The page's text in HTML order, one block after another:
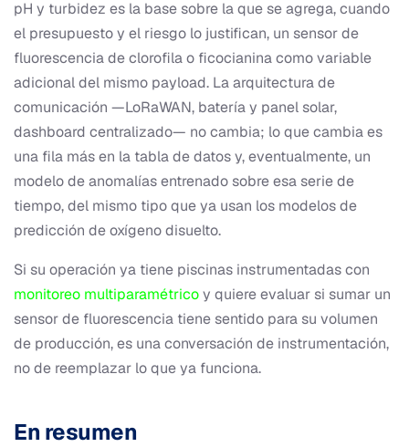
pH y turbidez es la base sobre la que se agrega, cuando
el presupuesto y el riesgo lo justifican, un sensor de
fluorescencia de clorofila o ficocianina como variable
adicional del mismo payload. La arquitectura de
comunicación —LoRaWAN, batería y panel solar,
dashboard centralizado— no cambia; lo que cambia es
una fila más en la tabla de datos y, eventualmente, un
modelo de anomalías entrenado sobre esa serie de
tiempo, del mismo tipo que ya usan los modelos de
predicción de oxígeno disuelto.
Si su operación ya tiene piscinas instrumentadas con
monitoreo multiparamétricoy quiere evaluar si sumar un
sensor de fluorescencia tiene sentido para su volumen
de producción, es una conversación de instrumentación,
no de reemplazar lo que ya funciona.
En resumen